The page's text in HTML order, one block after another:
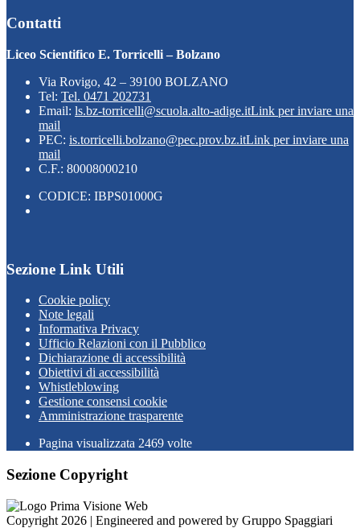
Contatti
Liceo Scientifico E. Torricelli – Bolzano
Via Rovigo, 42 – 39100 BOLZANO
Tel: Tel. 0471 202731
Email: ls.bz-torricelli@scuola.alto-adige.itLink per inviare una
mail
PEC: is.torricelli.bolzano@pec.prov.bz.itLink per inviare una
mail
C.F.: 80008000210
CODICE: IBPS01000G
Sezione Link Utili
Cookie policy
Note legali
Informativa Privacy
Ufficio Relazioni con il Pubblico
Dichiarazione di accessibilità
Obiettivi di accessibilità
Whistleblowing
Gestione consensi cookie
Amministrazione trasparente
Pagina visualizzata 2469 volte
Sezione Copyright
Copyright 2026 | Engineered and powered by Gruppo Spaggiari